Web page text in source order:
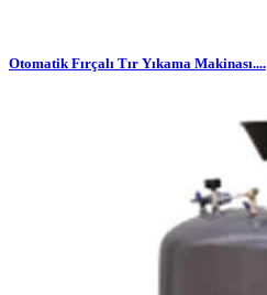
Otomatik Fırçalı Tır Yıkama Makinası....